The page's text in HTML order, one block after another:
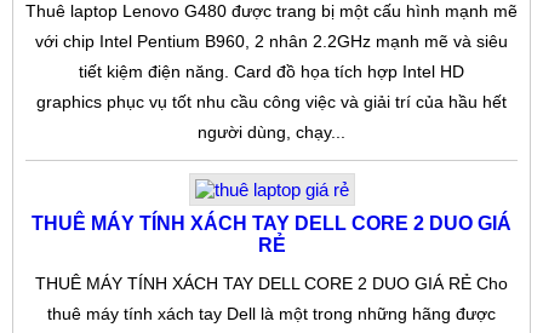
Thuê laptop Lenovo G480 được trang bị một cấu hình mạnh mẽ
với chip Intel Pentium B960, 2 nhân 2.2GHz mạnh mẽ và siêu
tiết kiệm điện năng. Card đồ họa tích hợp Intel HD
graphics phục vụ tốt nhu cầu công việc và giải trí của hầu hết
người dùng, chạy...
THUÊ MÁY TÍNH XÁCH TAY DELL CORE 2 DUO GIÁ
RẺ
THUÊ MÁY TÍNH XÁCH TAY DELL CORE 2 DUO GIÁ RẺ Cho
thuê máy tính xách tay Dell là một trong những hãng được